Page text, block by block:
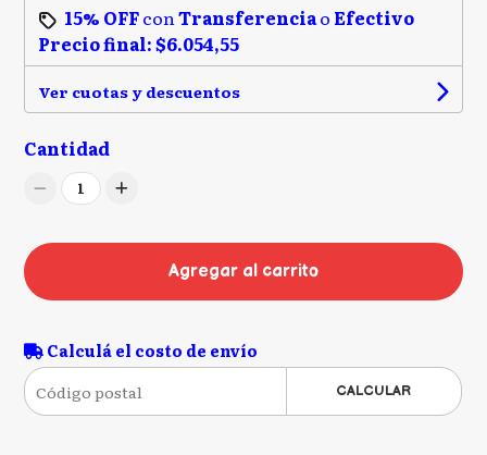
15% OFFconTransferenciao Efectivo
Precio final:$6.054,55
Ver cuotas y descuentos
Cantidad
1
Agregar al carrito
Calculá el costo de envío
CALCULAR